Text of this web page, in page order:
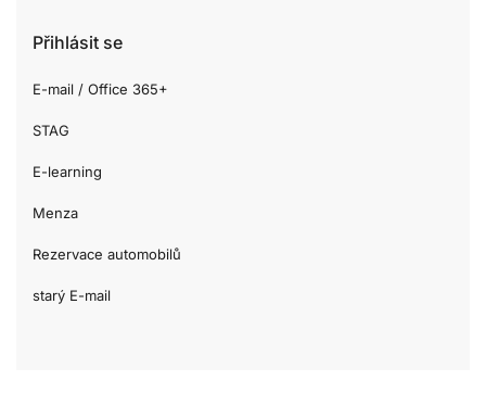
Přihlásit se
E-mail / Office 365+
STAG
E-learning
Menza
Rezervace automobilů
starý E-mail